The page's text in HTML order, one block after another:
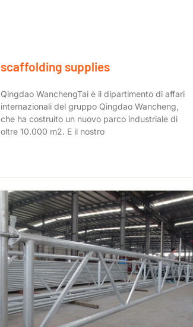
scaffolding supplies
Qingdao WanchengTai è il dipartimento di affari
internazionali del gruppo Qingdao Wancheng,
che ha costruito un nuovo parco industriale di
oltre 10.000 m2. E il nostro